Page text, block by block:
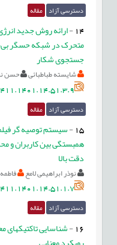
دسترسی آزاد مقاله
14
-ارائه روش جدید
متحرک در شبکه حسگر
جستجوی شکار
شایسته طباطبائی حسن
دسترسی آزاد مقاله
15
-سیستم توصیه گر
همبستگی بین کاربران و
دقت بالا
نوذر ابراهیمی لامع فاطمه
دسترسی آزاد مقاله
16
-شناسایی تاکتیک‏های